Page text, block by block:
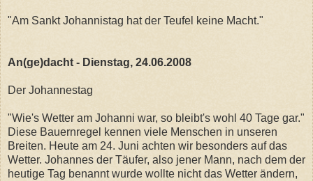
"Am Sankt Johannistag hat der Teufel keine Macht."
An(ge)dacht - Dienstag, 24.06.2008
Der Johannestag
"Wie's Wetter am Johanni war, so bleibt's wohl 40 Tage gar."
Diese Bauernregel kennen viele Menschen in unseren
Breiten. Heute am 24. Juni achten wir besonders auf das
Wetter. Johannes der Täufer, also jener Mann, nach dem der
heutige Tag benannt wurde wollte nicht das Wetter ändern,